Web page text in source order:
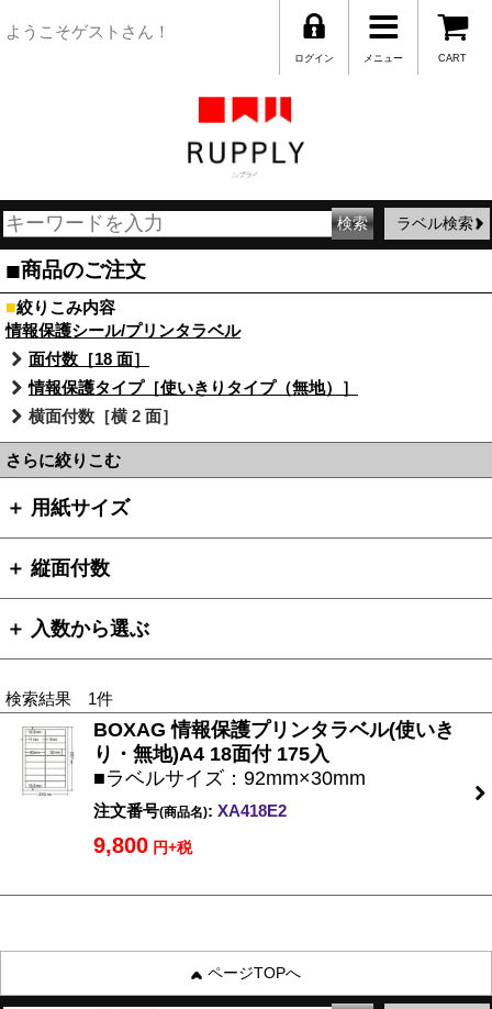
ようこそゲストさん！
CART
メニュー
ログイン
ラベル検索
■商品のご注文
■絞りこみ内容
情報保護シール/プリンタラベル
面付数［18 面］
情報保護タイプ［使いきりタイプ（無地）］
横面付数［横 2 面］
さらに絞りこむ
＋ 用紙サイズ
＋ 縦面付数
＋ 入数から選ぶ
検索結果 1件
BOXAG 情報保護プリンタラベル(使いき
り・無地)A4 18面付 175入
■ラベルサイズ：92mm×30mm
注文番号(商品名): XA418E2
9,800 円+税
ページTOPへ